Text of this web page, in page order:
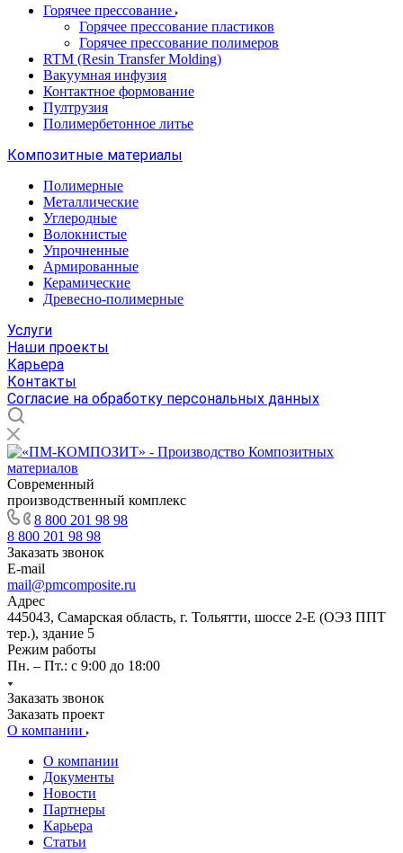
Горячее прессование
Горячее прессование пластиков
Горячее прессование полимеров
RTM (Resin Transfer Molding)
Вакуумная инфузия
Контактное формование
Пултрузия
Полимербетонное литье
Композитные материалы
Полимерные
Металлические
Углеродные
Волокнистые
Упрочненные
Армированные
Керамические
Древесно-полимерные
Услуги
Наши проекты
Карьера
Контакты
Согласие на обработку персональных данных
Современный
производственный комплекс
8 800 201 98 98
8 800 201 98 98
Заказать звонок
E-mail
mail@pmcomposite.ru
Адрес
445043, Самарская область, г. Тольятти, шоссе 2-Е (ОЭЗ ППТ
тер.), здание 5
Режим работы
Пн. – Пт.: с 9:00 до 18:00
Заказать звонок
Заказать проект
О компании
О компании
Документы
Новости
Партнеры
Карьера
Статьи